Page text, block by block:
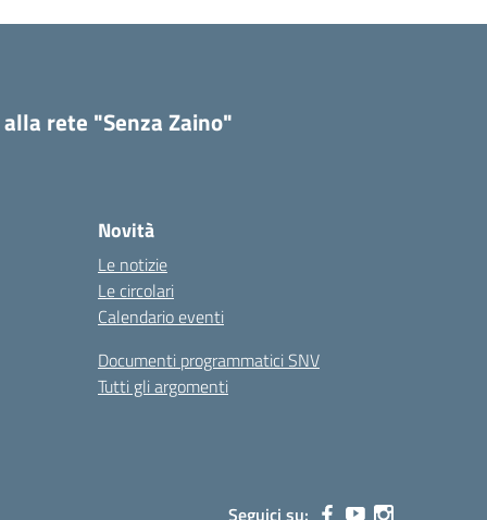
rete "Senza Zaino"
Novità
Le notizie
Le circolari
Calendario eventi
Documenti programmatici SNV
Tutti gli argomenti
Seguici su: